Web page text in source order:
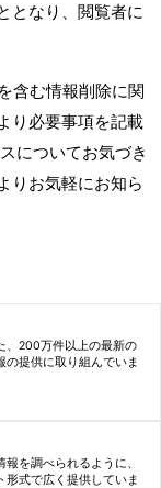
となり、閲覧者に
含む情報削除に関
り必要事項を記載
についてお気づき
りお気軽にお知ら
、200万件以上の最新の
の提供に取り組んでいま
を調べられるように、
形式で広く提供していま